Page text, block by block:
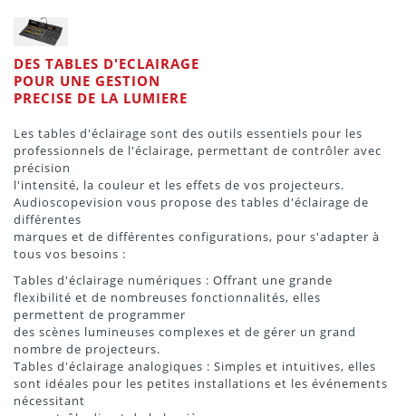
DES TABLES D'ECLAIRAGE
POUR UNE GESTION
PRECISE DE LA LUMIERE
Les tables d'éclairage sont des outils essentiels pour les
professionnels de l'éclairage, permettant de contrôler avec
précision
l'intensité, la couleur et les effets de vos projecteurs.
Audioscopevision vous propose des tables d'éclairage de
différentes
marques et de différentes configurations, pour s'adapter à
tous vos besoins :
Tables d'éclairage numériques : Offrant une grande
flexibilité et de nombreuses fonctionnalités, elles
permettent de programmer
des scènes lumineuses complexes et de gérer un grand
nombre de projecteurs.
Tables d'éclairage analogiques : Simples et intuitives, elles
sont idéales pour les petites installations et les événements
nécessitant